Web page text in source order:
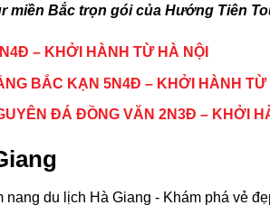
miền Bắc trọn gói của Hướng Tiên
– KHỞI HÀNH TỪ HÀ NỘI
BẮC KẠN 5N4Đ – KHỞI HÀNH TỪ
ĐÁ ĐỒNG VĂN 2N3Đ – KHỞI